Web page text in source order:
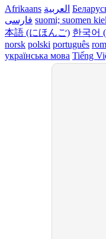
Afrikaans العربية
فارسی suomi; suomen
本語 (にほんご) 한국어
norsk polski português
українська мова Tiếng